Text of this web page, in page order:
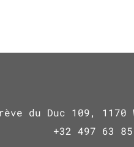
du Duc 109,
+32 497 63